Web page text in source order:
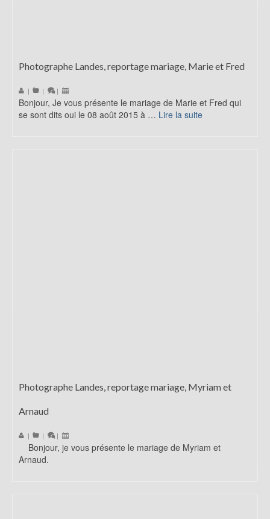
Photographe Landes, reportage mariage, Marie et Fred
| | |
Bonjour, Je vous présente le mariage de Marie et Fred qui
se sont dits oui le 08 août 2015 à … Lire la suite
Photographe Landes, reportage mariage, Myriam et
Arnaud
| | |
Bonjour, je vous présente le mariage de Myriam et
Arnaud.